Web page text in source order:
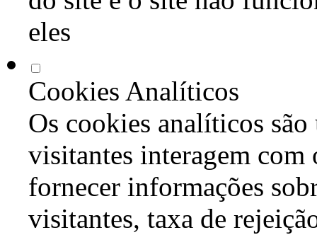
eles
Cookies Analíticos
Os cookies analíticos são
visitantes interagem com
fornecer informações
visitantes, taxa de